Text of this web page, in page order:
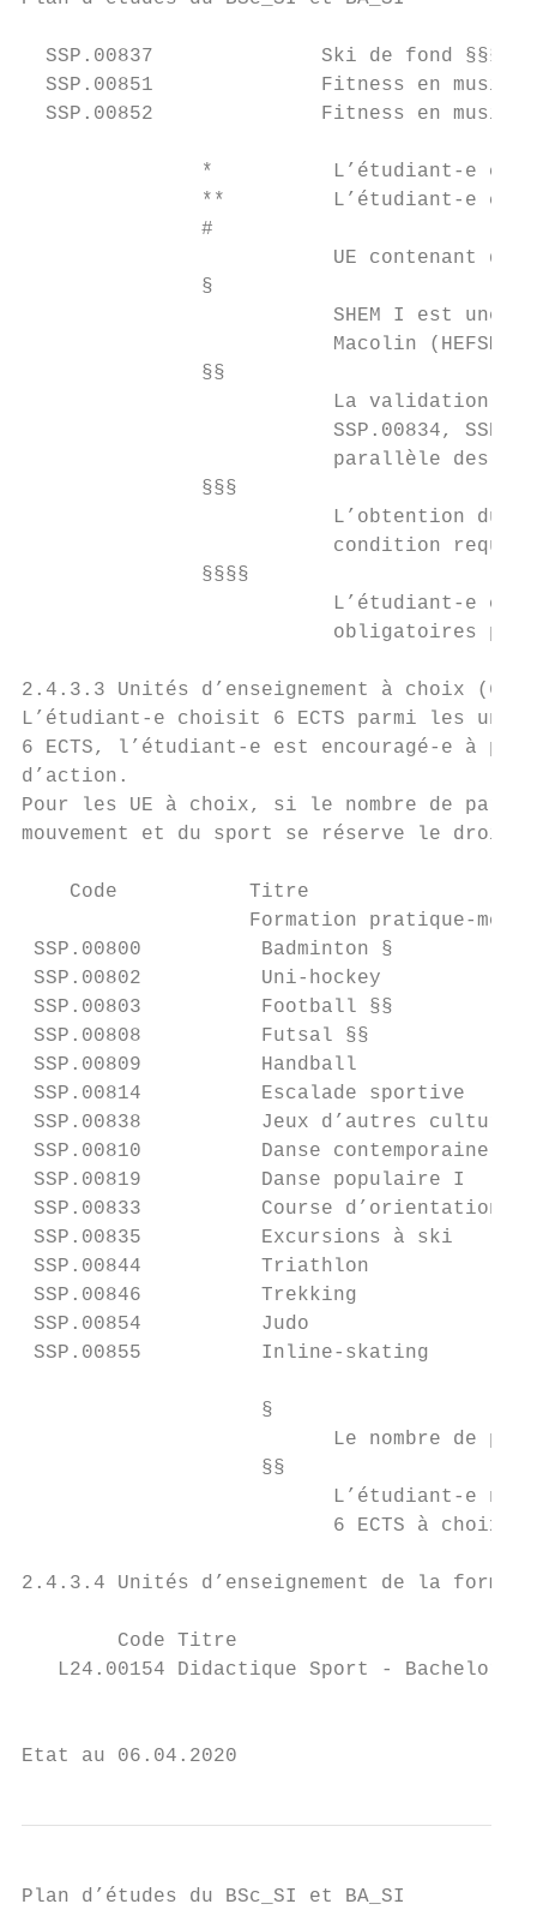
SSP.00837              Ski de fond §§§§
SSP.00851              Fitness en
SSP.00852              Fitness en
*          L’étudiant-e
**         L’étudiant-e
               #
UE contenant de
               §
SHEM I est une
                          Macolin (HEFSM).
               §§
La validation
SSP.00834,
parallèle des
               §§§
L’obtention du
condition
               §§§§
L’étudiant-e
obligatoires
2.4.3.3 Unités d’enseignement à choix (6
L’étudiant-e choisit 6 ECTS parmi les
6 ECTS, l’étudiant-e est encouragé-e à
d’action.
Pour les UE à choix, si le nombre de
mouvement et du sport se réserve le droit
Code           Titre
Formation pratique-
SSP.00800          Badminton §
SSP.00802          Uni-hockey
SSP.00803          Football §§
SSP.00808          Futsal §§
SSP.00809          Handball
SSP.00814          Escalade
SSP.00838          Jeux d’autres
SSP.00810          Danse
SSP.00819          Danse
SSP.00833          Course
SSP.00835          Excursions à
SSP.00844          Triathlon
SSP.00846          Trekking
SSP.00854          Judo
SSP.00855          Inline-
                    §
Le nombre de
                    §§
L’étudiant-e ne
                          6 ECTS à choix.
2.4.3.4 Unités d’enseignement de la
Code Titre
L24.00154 Didactique Sport - Bachelor
Etat au 06.04.2020
Plan d’études du BSc_SI et BA_SI